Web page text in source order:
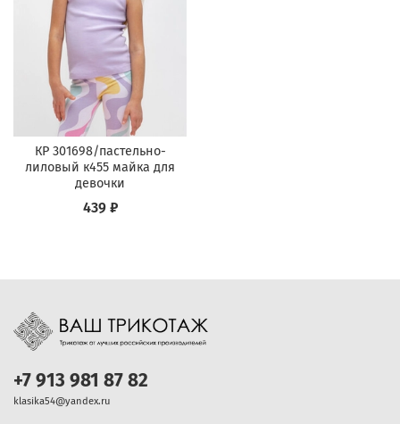
КР 301698/пастельно-
лиловый к455 майка для
девочки
439 ₽
+7 913 981 87 82
klasika54@yandex.ru